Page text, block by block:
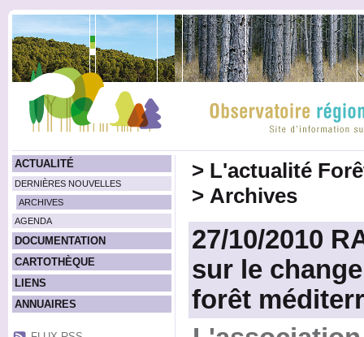
ACTUALITÉ
DERNIÈRES NOUVELLES
ARCHIVES
AGENDA
DOCUMENTATION
CARTOTHÈQUE
LIENS
ANNUAIRES
> L'actualité
> Archives
27/10/2010
sur le
forêt